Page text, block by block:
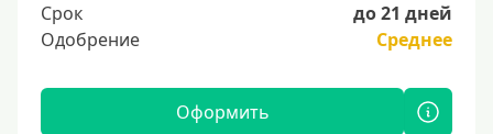
Срок
до 21 дней
Одобрение
Среднее
Оформить